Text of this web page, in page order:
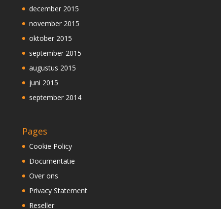
december 2015
november 2015
oktober 2015
september 2015
augustus 2015
juni 2015
september 2014
Pages
Cookie Policy
Documentatie
Over ons
Privacy Statement
Reseller